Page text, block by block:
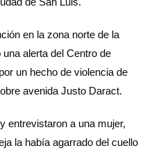
en la zona norte de la
alerta del Centro de
un hecho de violencia de
avenida Justo Daract.
entrevistaron a una mujer,
la había agarrado del cuello